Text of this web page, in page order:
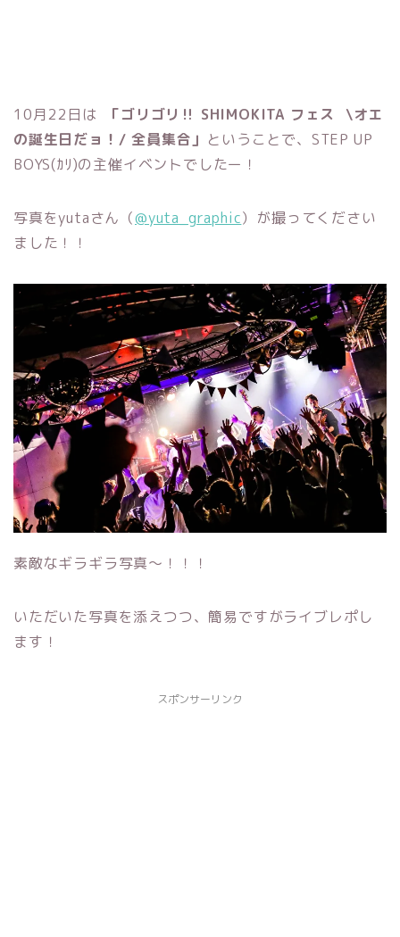
10月22日は
「ゴリゴリ‼︎ SHIMOKITA フェス \オエ
の誕生日だョ！/ 全員集合」 ということで、STEP UP
BOYS(ｶﾘ)の主催イベントでしたー！
写真をyutaさん（@yuta_graphic）が撮ってください
ました！！
素敵なギラギラ写真〜！！！
いただいた写真を添えつつ、簡易ですがライブレポし
ます！
スポンサーリンク